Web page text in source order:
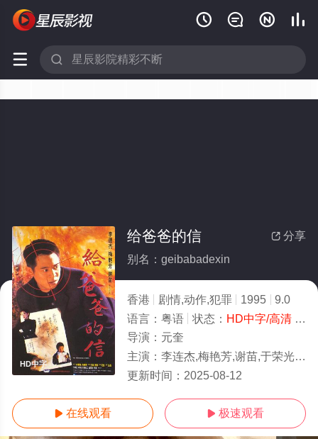
   
 
HD中字
 分享
给爸爸的信
别名：geibabadexin
香港 剧情,动作,犯罪 1995
9.0
语言： 粤语 状态： HD中字/高清- 免费在线观看
导演： 元奎
主演： 李连杰,梅艳芳,谢苗,于荣光,刘松仁,柯受良,佘南南
更新时间： 2025-08-12
 在线观看  极速观看